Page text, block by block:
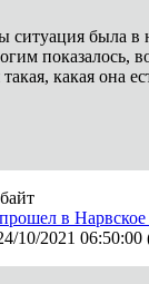
ситуация была в
показалось,
какая она
в
10/2021 06:50:00